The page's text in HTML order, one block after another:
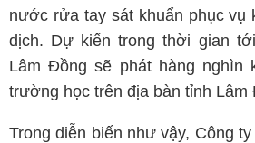
nước rửa tay sát khuẩn phục vụ
dịch. Dự kiến trong thời gian
Lâm Đồng sẽ phát hàng nghìn
trường học trên địa bàn tỉnh Lâm
Trong diễn biến như vậy, Công